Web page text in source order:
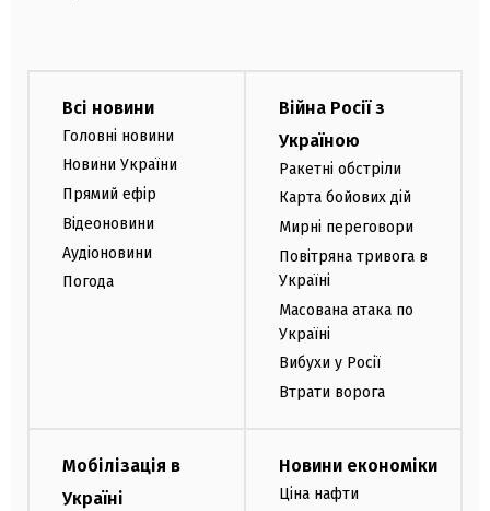
Всі новини
Головні новини
Новини України
Прямий ефір
Відеоновини
Аудіоновини
Погода
Війна Росії з
Україною
Ракетні обстріли
Карта бойових дій
Мирні переговори
Повітряна тривога в
Україні
Масована атака по
Україні
Вибухи у Росії
Втрати ворога
Мобілізація в
Україні
Новини економіки
Ціна нафти